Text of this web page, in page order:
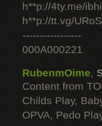
h**p://4ty.me/
h**p://tt.vg/
-----------------
000A000221
RubenmOime,
Content from
Childs Play,
OPVA, Pedo